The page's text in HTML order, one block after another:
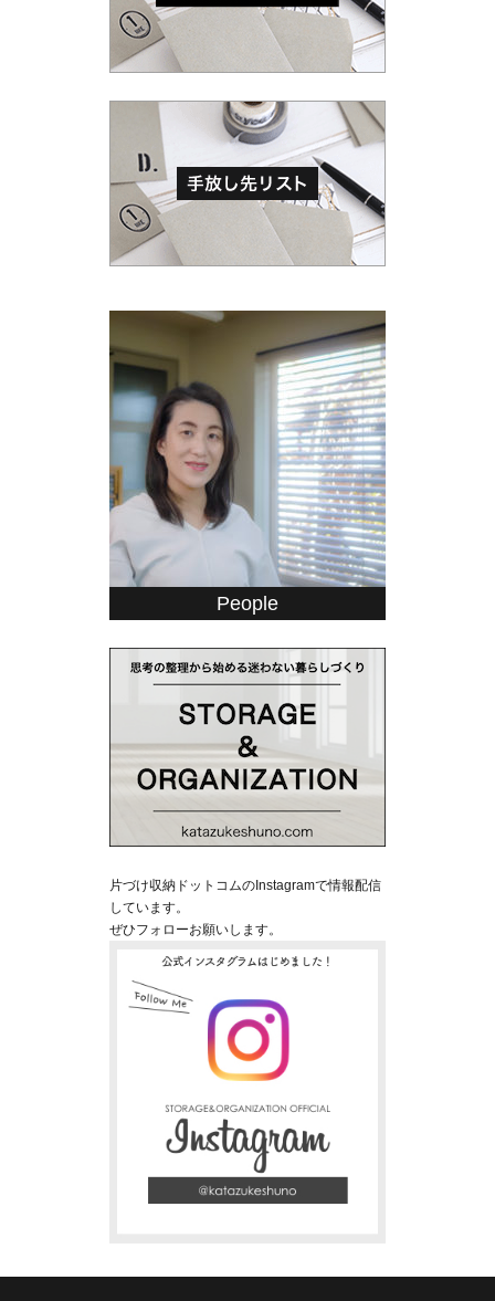
People
片づけ収納ドットコムのInstagramで情報配信
しています。
ぜひフォローお願いします。